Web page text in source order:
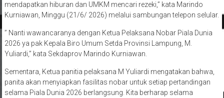
mendapatkan hiburan dan UMKM mencari rezeki,” kata Marindo
Kurniawan, Minggu (21/6/ 2026) melalui sambungan telepon selular.
” Nanti wawancaranya dengan Ketua Pelaksana Nobar Piala Dunia
2026 ya pak Kepala Biro Umum Setda Provinsi Lampung, M.
Yuliardi,” kata Sekdaprov Marindo Kurniawan.
Sementara, Ketua panitia pelaksana M Yuliardi mengatakan bahwa,
panita akan menyiapkan fasilitas nobar untuk setiap pertandingan
selama Piala Dunia 2026 berlangsung. Kita berharap selama